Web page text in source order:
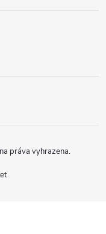
práva vyhrazena.